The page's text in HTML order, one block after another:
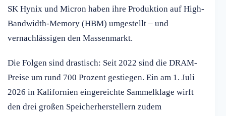
SK Hynix und Micron haben ihre Produktion auf High-
Bandwidth-Memory (HBM) umgestellt – und
vernachlässigen den Massenmarkt.
Die Folgen sind drastisch: Seit 2022 sind die DRAM-
Preise um rund 700 Prozent gestiegen. Ein am 1. Juli
2026 in Kalifornien eingereichte Sammelklage wirft
den drei großen Speicherherstellern zudem